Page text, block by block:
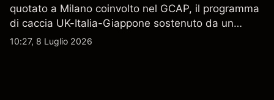
quotato a Milano coinvolto nel GCAP, il programma
di caccia UK-Italia-Giappone sostenuto da un
contratto da 4,6 miliardi di sterline. I risultati
10:27, 8 Luglio 2026